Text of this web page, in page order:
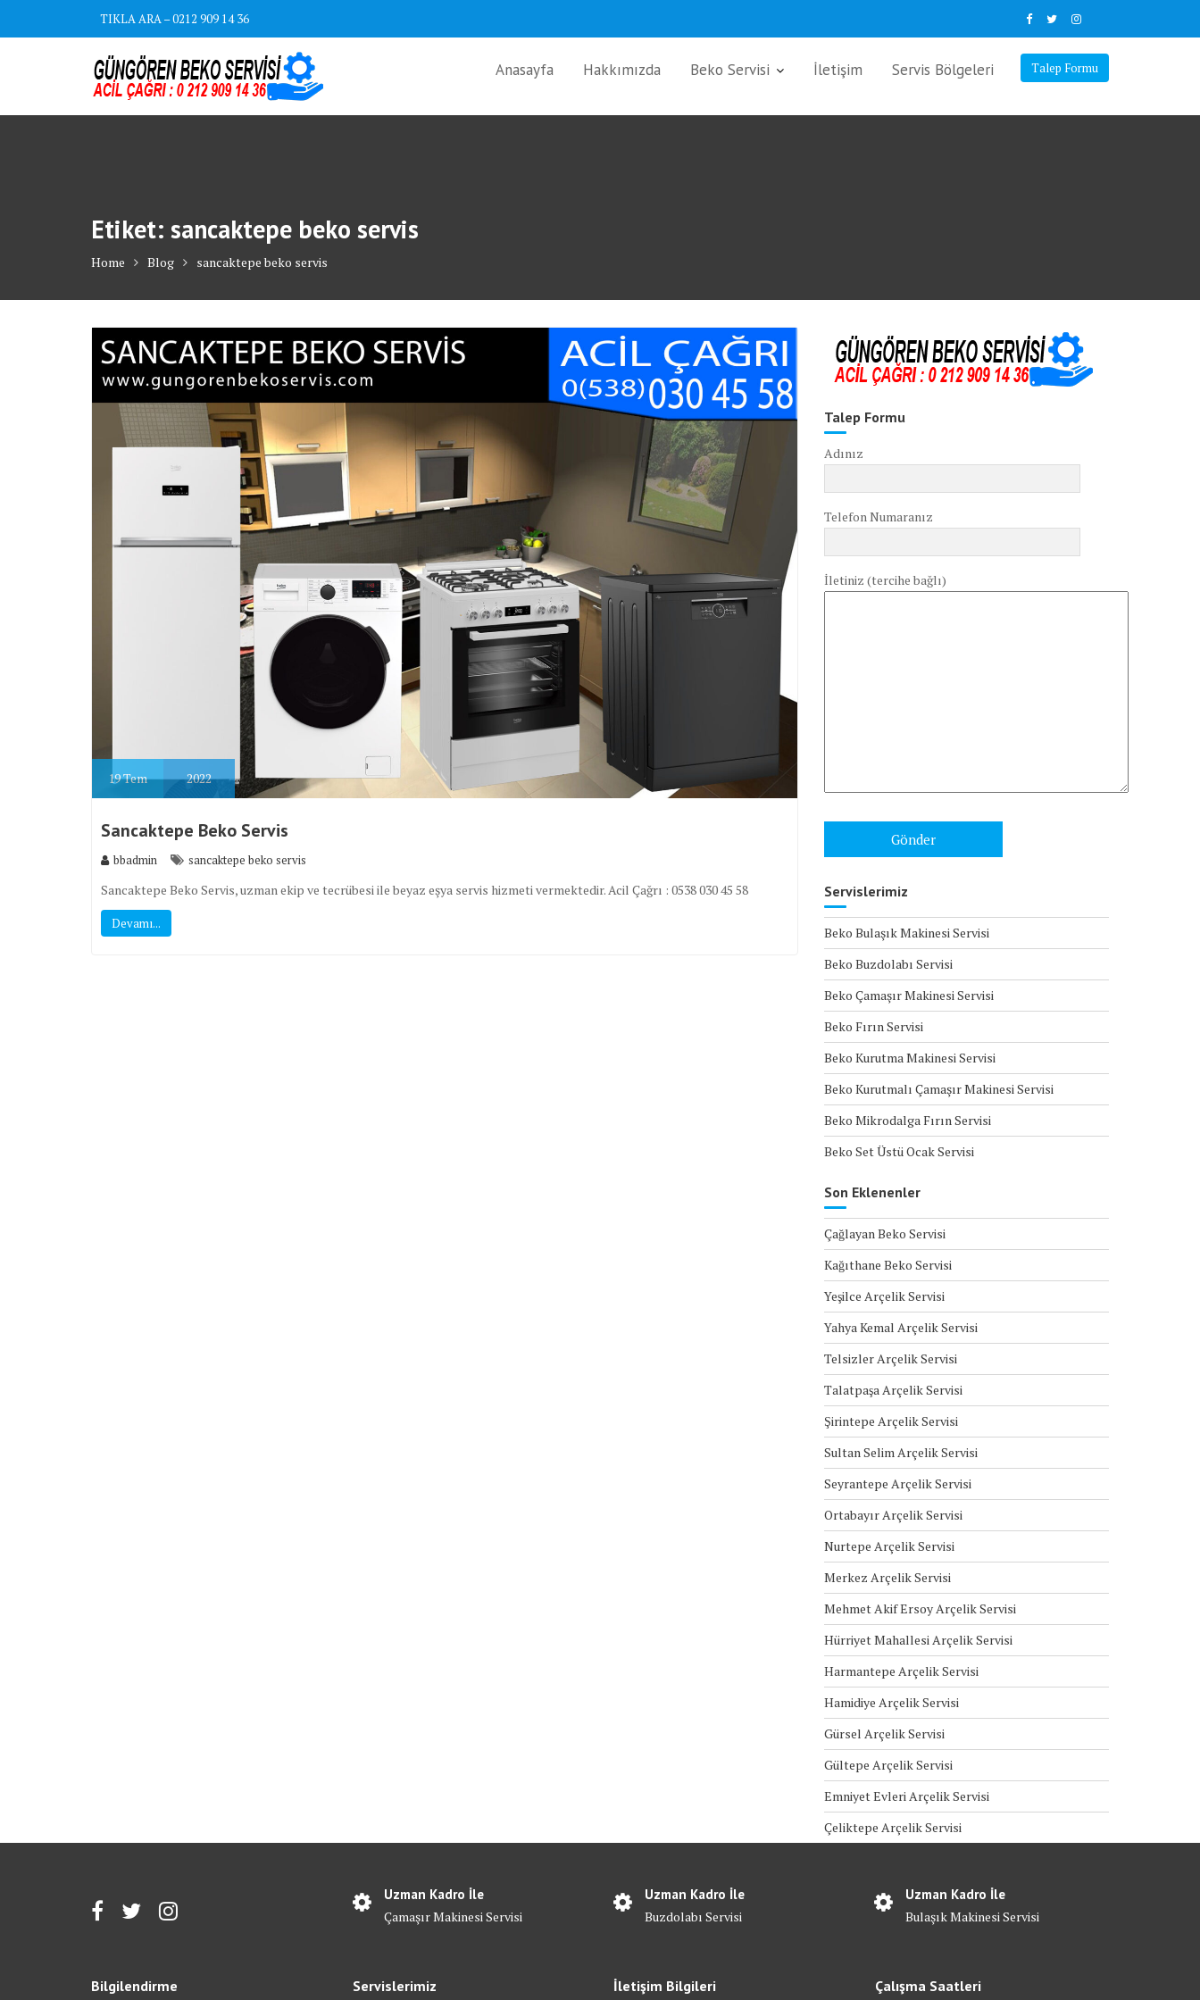
TIKLA ARA – 0212 909 14 36
Talep Formu
Anasayfa Hakkımızda Beko Servisi İletişim Servis Bölgeleri
Etiket: sancaktepe beko servis
Home Blog sancaktepe beko servis
19Tem 2022
Sancaktepe Beko Servis
bbadmin sancaktepe beko servis
Sancaktepe Beko Servis, uzman ekip ve tecrübesi ile beyaz eşya servis hizmeti vermektedir. Acil Çağrı : 0538 030 45 58
Devamı...
Talep Formu
Adınız
Telefon Numaranız
İletiniz (tercihe bağlı)
Servislerimiz
Beko Bulaşık Makinesi Servisi
Beko Buzdolabı Servisi
Beko Çamaşır Makinesi Servisi
Beko Fırın Servisi
Beko Kurutma Makinesi Servisi
Beko Kurutmalı Çamaşır Makinesi Servisi
Beko Mikrodalga Fırın Servisi
Beko Set Üstü Ocak Servisi
Son Eklenenler
Çağlayan Beko Servisi
Kağıthane Beko Servisi
Yeşilce Arçelik Servisi
Yahya Kemal Arçelik Servisi
Telsizler Arçelik Servisi
Talatpaşa Arçelik Servisi
Şirintepe Arçelik Servisi
Sultan Selim Arçelik Servisi
Seyrantepe Arçelik Servisi
Ortabayır Arçelik Servisi
Nurtepe Arçelik Servisi
Merkez Arçelik Servisi
Mehmet Akif Ersoy Arçelik Servisi
Hürriyet Mahallesi Arçelik Servisi
Harmantepe Arçelik Servisi
Hamidiye Arçelik Servisi
Gürsel Arçelik Servisi
Gültepe Arçelik Servisi
Emniyet Evleri Arçelik Servisi
Çeliktepe Arçelik Servisi
Uzman Kadro İle
Çamaşır Makinesi Servisi
Uzman Kadro İle
Buzdolabı Servisi
Uzman Kadro İle
Bulaşık Makinesi Servisi
Bilgilendirme Servislerimiz İletişim Bilgileri Çalışma Saatleri